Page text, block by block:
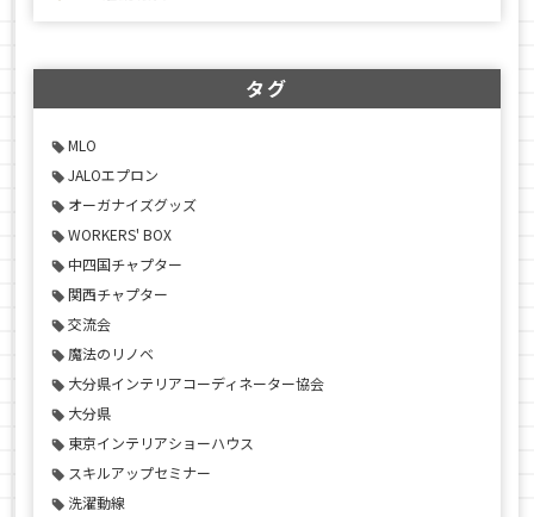
タグ
MLO
JALOエプロン
オーガナイズグッズ
WORKERS' BOX
中四国チャプター
関西チャプター
交流会
魔法のリノベ
大分県インテリアコーディネーター協会
大分県
東京インテリアショーハウス
スキルアップセミナー
洗濯動線